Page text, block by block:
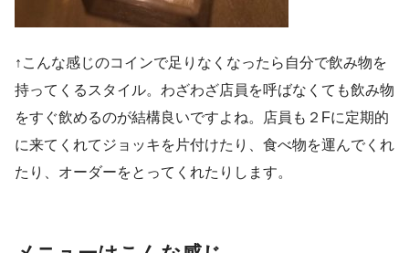
↑こんな感じのコインで足りなくなったら自分で飲み物を
持ってくるスタイル。わざわざ店員を呼ばなくても飲み物
をすぐ飲めるのが結構良いですよね。店員も２Fに定期的
に来てくれてジョッキを片付けたり、食べ物を運んでくれ
たり、オーダーをとってくれたりします。